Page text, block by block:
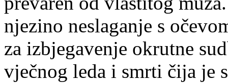
njezino neslaganje s
za izbjegavenje okrutne
vječnog leda i smrti čija je